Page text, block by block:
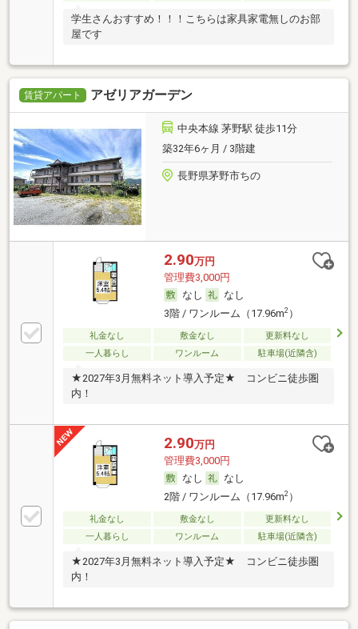
学生さんおすすめ！！！こちらは家具家電無しのお部
屋です
賃貸アパート アゼリアガーデン
中央本線 茅野駅 徒歩11分
築32年6ヶ月 / 3階建
長野県茅野市ちの
2.90万円
管理費3,000円
なし
なし
3階 / ワンルーム（17.96m2）
礼金なし 敷金なし
更新料なし
一人暮らし
ワンルーム 駐車場(近隣含)
★2027年3月無料ネット導入予定★ コンビニ徒歩圏
内！
2.90万円
管理費3,000円
なし
なし
2階 / ワンルーム（17.96m2）
礼金なし 敷金なし
更新料なし
一人暮らし
ワンルーム 駐車場(近隣含)
★2027年3月無料ネット導入予定★ コンビニ徒歩圏
内！